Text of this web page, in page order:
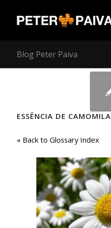
Blog Peter Paiva
ESSÊNCIA DE CAMOMILA
« Back to Glossary Index